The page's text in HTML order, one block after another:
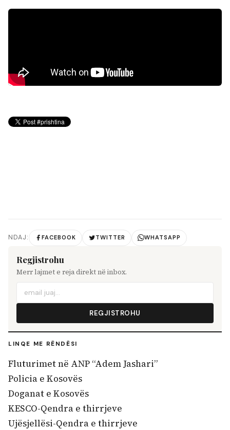
NDAJ: FACEBOOK TWITTER WHATSAPP
Regjistrohu
Merr lajmet e reja direkt në inbox.
REGJISTROHU
LINQE ME RËNDËSI
Fluturimet në ANP “Adem Jashari”
Policia e Kosovës
Doganat e Kosovës
KESCO-Qendra e thirrjeve
Ujësjellësi-Qendra e thirrjeve